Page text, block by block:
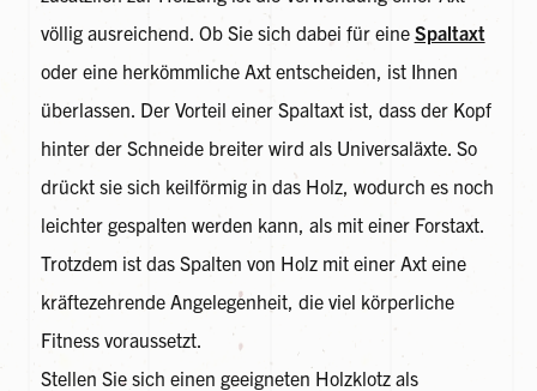
völlig ausreichend. Ob Sie sich dabei für eine Spaltaxt
oder eine herkömmliche Axt entscheiden, ist Ihnen
überlassen. Der Vorteil einer Spaltaxt ist, dass der Kopf
hinter der Schneide breiter wird als Universaläxte. So
drückt sie sich keilförmig in das Holz, wodurch es noch
leichter gespalten werden kann, als mit einer Forstaxt.
Trotzdem ist das Spalten von Holz mit einer Axt eine
kräftezehrende Angelegenheit, die viel körperliche
Fitness voraussetzt.
Stellen Sie sich einen geeigneten Holzklotz als